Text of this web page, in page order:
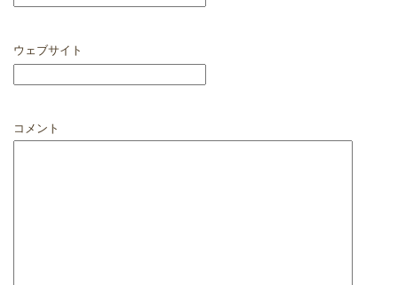
ウェブサイト
コメント